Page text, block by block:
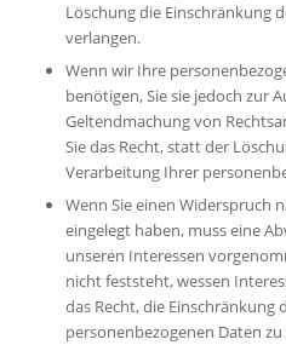
Löschung die Einschränkung
verlangen.
Wenn wir Ihre
benötigen, Sie sie jedoch zur
Geltendmachung von
Sie das Recht, statt der
Verarbeitung Ihrer
Wenn Sie einen Widerspruch
eingelegt haben, muss eine
unseren Interessen
nicht feststeht, wessen
das Recht, die Einschränkung
personenbezogenen Daten